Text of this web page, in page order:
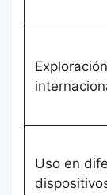
Exploración
Uso en